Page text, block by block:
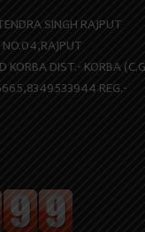
SINGH RAJPUT
KORBA DIST.- KORBA
REG.-